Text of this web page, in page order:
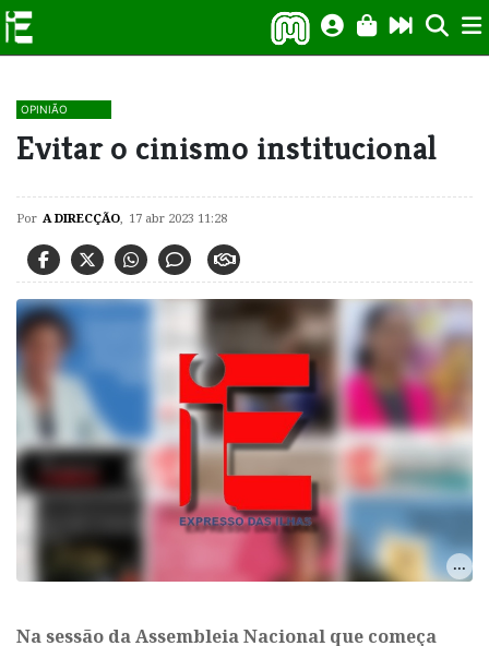
OPINIÃO
Evitar o cinismo institucional
Por A DIRECÇÃO, 17 abr 2023 11:28
Na sessão da Assembleia Nacional que começa